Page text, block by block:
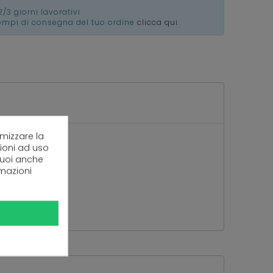
3 giorni lavorativi
di consegna del tuo ordine clicca qui.
la
ad uso
anche